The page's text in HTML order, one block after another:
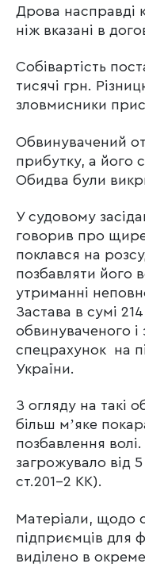
Дрова насправді
ніж вказані в
Собівартість
тисячі грн.
зловмисники
Обвинувачений
прибутку, а його
Обидва були
У судовому
говорив про
поклався на
позбавляти його
утриманні
Застава в сумі
обвинуваченого і
спецрахунок на
України.
З огляду на такі
більш мʼяке
позбавлення волі.
загрожувало від
ст.201-2 КК).
Матеріали, щодо
підприємців для
виділено в